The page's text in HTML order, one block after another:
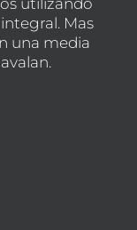
Mas
una media